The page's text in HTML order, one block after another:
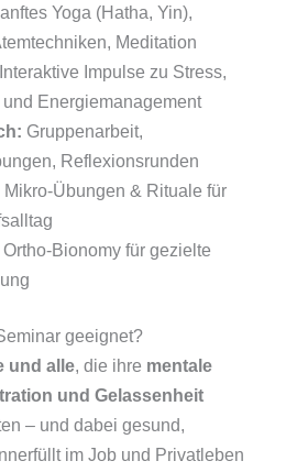
Yoga (Hatha, Yin),
Meditation
Interaktive Impulse zu Stress,
Energiemanagement
Gruppenarbeit,
Reflexionsrunden
Mikro-Übungen & Rituale für
Ortho-Bionomy für gezielte
geeignet?
und alle, die ihre mentale
und Gelassenheit
– und dabei gesund,
im Job und Privatleben